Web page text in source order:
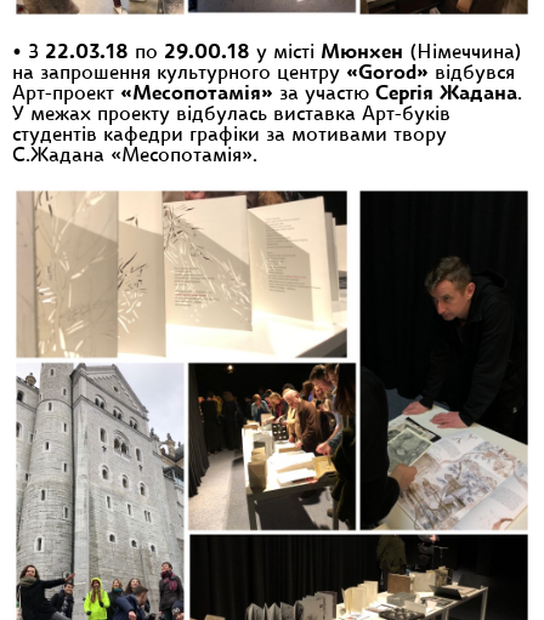
• З 22.03.18 по 29.00.18 у місті Мюнхен (Німеччина)
на запрошення культурного центру «Gorod» відбувся
Арт-проект «Месопотамія» за участю Сергія Жадана.
У межах проекту відбулась виставка Арт-буків
студентів кафедри графіки за мотивами твору
С.Жадана «Месопотамія».